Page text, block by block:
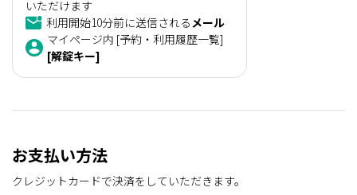
いただけます
利用開始10分前に送信されるメール
マイページ内 [予約・利用履歴一覧]
[解錠キー]
お支払い方法
クレジットカードで決済をしていただきます。